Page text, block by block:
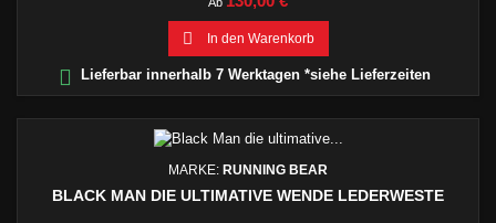
 In den Warenkorb
 Lieferbar innerhalb 7 Werktagen *siehe Lieferzeiten
MARKE: RUNNING BEAR
BLACK MAN DIE ULTIMATIVE WENDE LEDERWESTE